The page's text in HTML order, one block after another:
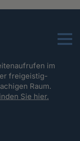
Menu
im
freigeistig-
Raum.
Sie hier.